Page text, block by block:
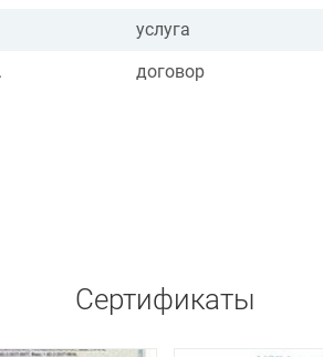
услуга
договор
Сертификаты